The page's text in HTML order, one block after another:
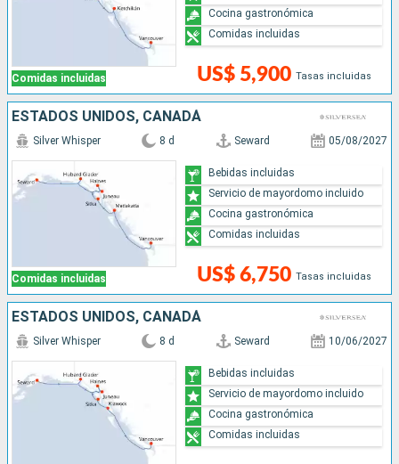
Comidas incluidas US$ 5,900 Tasas incluidas
Cocina gastronómica
Comidas incluidas
ESTADOS UNIDOS, CANADÁ
Comidas incluidas
Silver Whisper 8 d Seward 05/08/2027
US$ 6,750 Tasas incluidas
Bebidas incluidas
Servicio de mayordomo incluido
Cocina gastronómica
Comidas incluidas
ESTADOS UNIDOS, CANADÁ
Silver Whisper 8 d Seward 10/06/2027
Bebidas incluidas
Servicio de mayordomo incluido
Cocina gastronómica
Comidas incluidas